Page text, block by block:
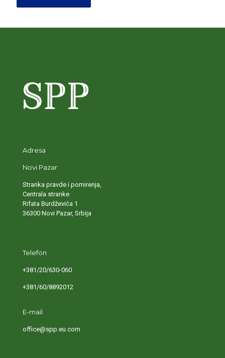
Adresa
Novi Pazar
Stranka pravde i pomirenja,
Centrala stranke
Rifata Burdževića 1
36300 Novi Pazar, Srbija
Telefon
+381/20/630-060
+381/60/8892012
E-mail
office@spp.eu.com